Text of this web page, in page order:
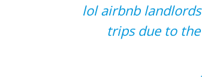
lol airbnb
trips due to